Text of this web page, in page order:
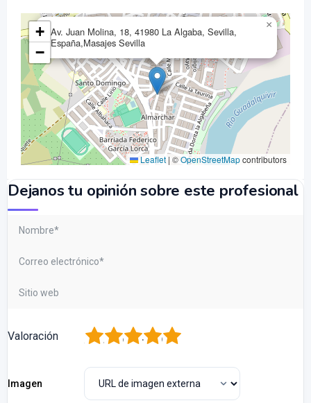
Av. Juan Molina, 18, 41980 La Algaba, Sevilla,
España,Masajes Sevilla
×
+
−
Leaflet | ©OpenStreetMapcontributors
Dejanos tu opinión sobre este profesional
Valoración 5
4
3
2
Imagen